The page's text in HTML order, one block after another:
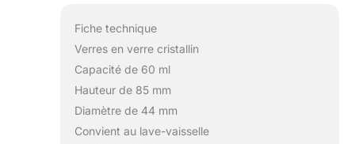
Fiche technique
Verres en verre cristallin
Capacité de 60 ml
Hauteur de 85 mm
Diamètre de 44 mm
Convient au lave-vaisselle